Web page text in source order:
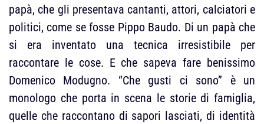
papà, che gli presentava cantanti, attori, calciatori e
politici, come se fosse Pippo Baudo. Di un papà che
si era inventato una tecnica irresistibile per
raccontare le cose. E che sapeva fare benissimo
Domenico Modugno. “Che gusti ci sono” è un
monologo che porta in scena le storie di famiglia,
quelle che raccontano di sapori lasciati, di identità